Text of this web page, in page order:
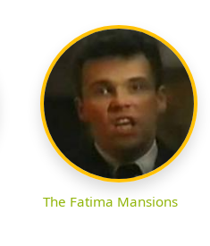
The Fatima Mansions